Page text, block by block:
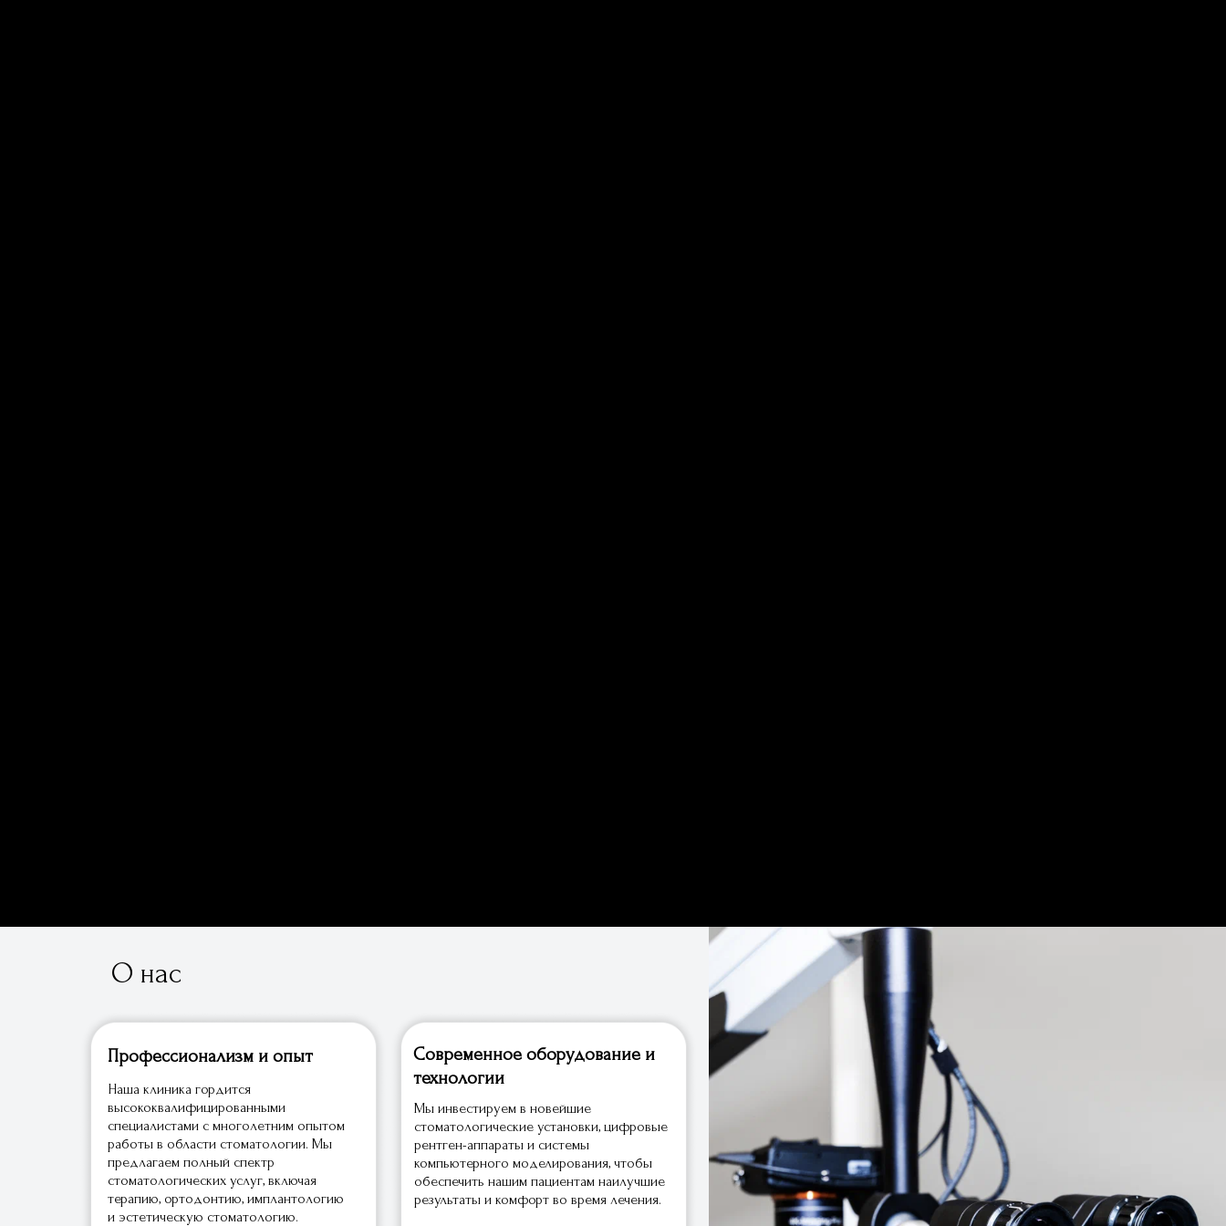
О нас
Профессионализм и опыт
Наша клиника гордится
высококвалифицированными
специалистами с многолетним опытом
работы в области стоматологии. Мы
предлагаем полный спектр
стоматологических услуг, включая
терапию, ортодонтию, имплантологию
и эстетическую стоматологию.
Современное оборудование и
технологии
Мы инвестируем в новейшие
стоматологические установки, цифровые
рентген-аппараты и системы
компьютерного моделирования, чтобы
обеспечить нашим пациентам наилучшие
результаты и комфорт во время лечения.